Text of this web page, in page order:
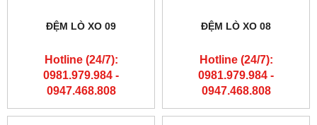
ĐỆM LÒ XO 09
Hotline (24/7):
0981.979.984 -
0947.468.808
ĐỆM LÒ XO 08
Hotline (24/7):
0981.979.984 -
0947.468.808